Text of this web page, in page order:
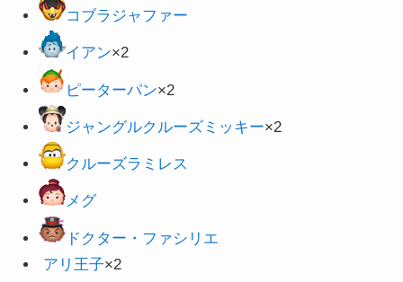
コブラジャファー
イアン×2
ピーターパン×2
ジャングルクルーズミッキー×2
クルーズラミレス
メグ
ドクター・ファシリエ
アリ王子×2